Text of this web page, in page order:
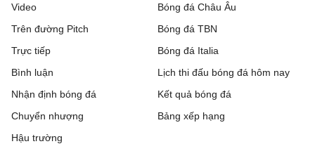
Video
Trên đường Pitch
Trực tiếp
Bóng đá Châu Âu
Bóng đá TBN
Bóng đá Italia
Bình luận
Nhận định bóng đá
Chuyển nhượng
Hậu trường
Lịch thi đấu bóng đá hôm nay
Kết quả bóng đá
Bảng xếp hạng